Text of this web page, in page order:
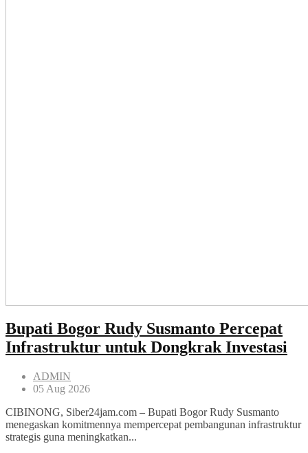
Bupati Bogor Rudy Susmanto Percepat
Infrastruktur untuk Dongkrak Investasi
ADMIN
05 Aug 2026
CIBINONG, Siber24jam.com – Bupati Bogor Rudy Susmanto
menegaskan komitmennya mempercepat pembangunan infrastruktur
strategis guna meningkatkan...